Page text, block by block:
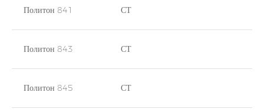
Политон 841 СТ
Политон 843 СТ
Политон 845 СТ